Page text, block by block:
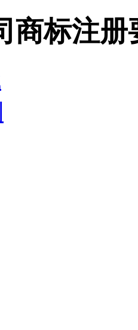
商标注